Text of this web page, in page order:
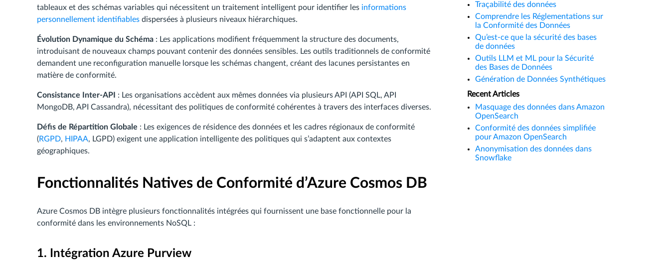
tableaux et des schémas variables qui nécessitent un traitement intelligent pour identifier les informations
personnellement identifiables dispersées à plusieurs niveaux hiérarchiques.
Évolution Dynamique du Schéma : Les applications modifient fréquemment la structure des documents,
introduisant de nouveaux champs pouvant contenir des données sensibles. Les outils traditionnels de conformité
demandent une reconfiguration manuelle lorsque les schémas changent, créant des lacunes persistantes en
matière de conformité.
Consistance Inter-API
: Les organisations accèdent aux mêmes données via plusieurs API (API SQL, API
MongoDB, API Cassandra), nécessitant des politiques de conformité cohérentes à travers des interfaces diverses.
Défis de Répartition Globale : Les exigences de résidence des données et les cadres régionaux de conformité
(RGPD, HIPAA, LGPD) exigent une application intelligente des politiques qui s’adaptent aux contextes
géographiques.
Fonctionnalités Natives de Conformité d’Azure Cosmos DB
Azure Cosmos DB intègre plusieurs fonctionnalités intégrées qui fournissent une base fonctionnelle pour la
conformité dans les environnements NoSQL :
1. Intégration Azure Purview
Traçabilité des données
Comprendre les Réglementations sur
la Conformité des Données
Qu’est-ce que la sécurité des bases
de données
Outils LLM et ML pour la Sécurité
des Bases de Données
Génération de Données Synthétiques
Recent Articles
Masquage des données dans Amazon
OpenSearch
Conformité des données simplifiée
pour Amazon OpenSearch
Anonymisation des données dans
Snowflake